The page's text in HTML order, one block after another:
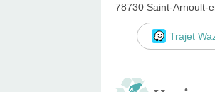
78730 Saint-Arnoult-
Trajet